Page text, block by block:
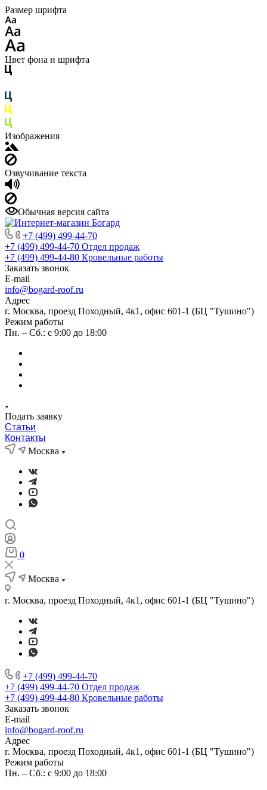
Размер шрифта
Цвет фона и шрифта
Изображения
Озвучивание текста
Обычная версия сайта
+7 (499) 499-44-70
+7 (499) 499-44-70 Отдел продаж
+7 (499) 499-44-80 Кровельные работы
Заказать звонок
E-mail
info@bogard-roof.ru
Адрес
г. Москва, проезд Походный, 4к1, офис 601-1 (БЦ "Тушино")
Режим работы
Пн. – Сб.: с 9:00 до 18:00
Подать заявку
Статьи
Контакты
Москва
0
Москва
г. Москва, проезд Походный, 4к1, офис 601-1 (БЦ "Тушино")
+7 (499) 499-44-70
+7 (499) 499-44-70 Отдел продаж
+7 (499) 499-44-80 Кровельные работы
Заказать звонок
E-mail
info@bogard-roof.ru
Адрес
г. Москва, проезд Походный, 4к1, офис 601-1 (БЦ "Тушино")
Режим работы
Пн. – Сб.: с 9:00 до 18:00